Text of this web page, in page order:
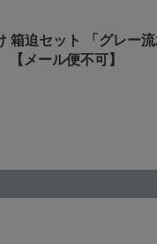
箱迫セット 「グレー
メール便不可】